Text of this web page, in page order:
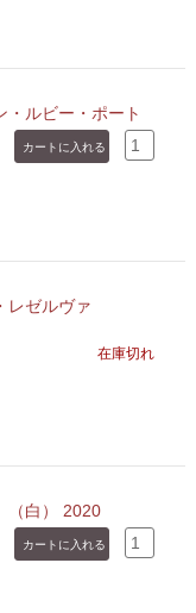
ルビー・ポート
レゼルヴァ
在庫切れ
白） 2020